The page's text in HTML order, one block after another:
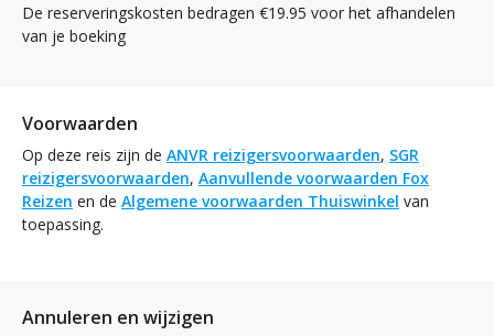
De reserveringskosten bedragen €19.95 voor het afhandelen
van je boeking
Voorwaarden
Op deze reis zijn de ANVR reizigersvoorwaarden, SGR
reizigersvoorwaarden, Aanvullende voorwaarden Fox
Reizen en de Algemene voorwaarden Thuiswinkel van
toepassing.
Annuleren en wijzigen